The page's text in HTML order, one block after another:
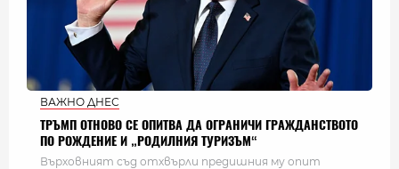
ВАЖНО ДНЕС
ТРЪМП ОТНОВО СЕ ОПИТВА ДА ОГРАНИЧИ ГРАЖДАНСТВОТО
ПО РОЖДЕНИЕ И „РОДИЛНИЯ ТУРИЗЪМ“
Върховният съд отхвърли предишния му опит